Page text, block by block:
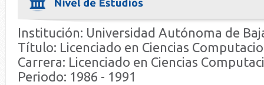
Institución: Universidad Autónoma de
Título: Licenciado en Ciencias
Carrera: Licenciado en Ciencias
Periodo: 1986 - 1991